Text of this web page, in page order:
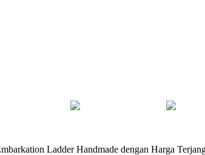
Ladder Handmade dengan Harga